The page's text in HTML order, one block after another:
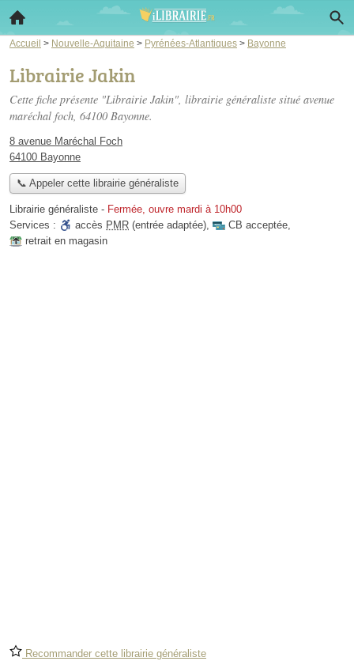
Accueil > Nouvelle-Aquitaine > Pyrénées-Atlantiques > Bayonne
Librairie Jakin
Cette fiche présente "Librairie Jakin", librairie généraliste situé avenue
maréchal foch, 64100 Bayonne.
8 avenue Maréchal Foch
64100 Bayonne
📞 Appeler cette librairie généraliste
Librairie généraliste - Fermée, ouvre mardi à 10h00
Services :
accès PMR (entrée adaptée), CB acceptée,
retrait en magasin
Recommander cette librairie généraliste